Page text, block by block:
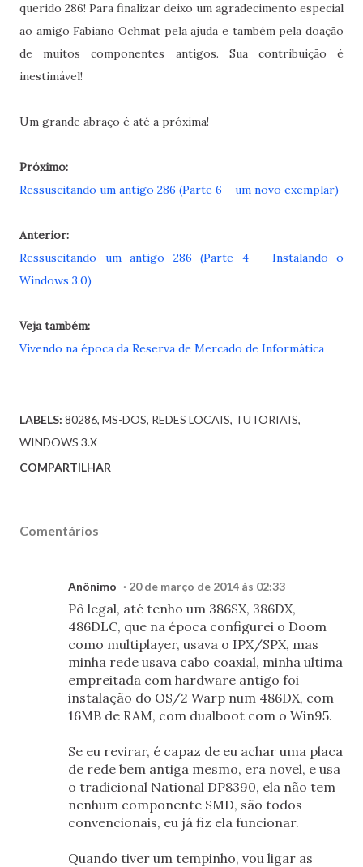
querido 286! Para finalizar deixo um agradecimento especial
ao amigo Fabiano Ochmat pela ajuda e também pela doação
de muitos componentes antigos. Sua contribuição é
inestimável!
Um grande abraço é até a próxima!
Próximo:
Ressuscitando um antigo 286 (Parte 6 – um novo exemplar)
Anterior:
Ressuscitando um antigo 286 (Parte 4 – Instalando o
Windows 3.0)
Veja também:
Vivendo na época da Reserva de Mercado de Informática
LABELS: 80286 MS-DOS REDES LOCAIS TUTORIAIS
WINDOWS 3.X
COMPARTILHAR
Comentários
Anônimo 20 de março de 2014 às 02:33
Pô legal, até tenho um 386SX, 386DX,
486DLC, que na época configurei o Doom
como multiplayer, usava o IPX/SPX, mas
minha rede usava cabo coaxial, minha ultima
empreitada com hardware antigo foi
instalação do OS/2 Warp num 486DX, com
16MB de RAM, com dualboot com o Win95.
Se eu revirar, é capaz de eu achar uma placa
de rede bem antiga mesmo, era novel, e usa
o tradicional National DP8390, ela não tem
nenhum componente SMD, são todos
convencionais, eu já fiz ela funcionar.
Quando tiver um tempinho, vou ligar as